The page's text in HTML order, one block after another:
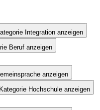
Integration anzeigen
Beruf anzeigen
anzeigen
Hochschule anzeigen